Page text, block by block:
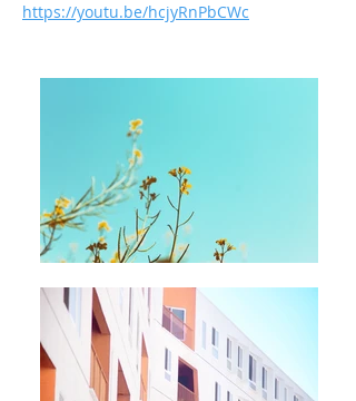
https://youtu.be/hcjyRnPbCWc